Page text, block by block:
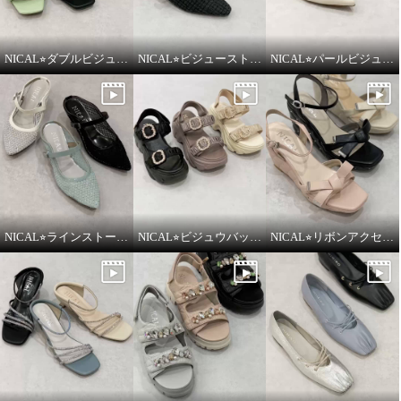
ニカル シープレザー ラインスト
ーン バブーシュローファー
グレー ２４．５ｃｍ
ニカル シープレザー ラインスト
ーン バブーシュローファー
ブラック ２４．５ｃｍ
¥0
NICAL⭐︎ダブルビジューパデッドミュールサンダルをご紹介いたします。 NICAL⭐︎ビジューストラップツィードパンプスをご紹介いたします。 NICAL⭐︎パールビジュウアクセントメリージェーンパンプスをご紹介いたします。
NICAL⭐︎ラインストーンシアーミュールをご紹介いたします。 NICAL⭐︎ビジュウバックル×サテンベルトボリュームをご紹介いたします。 NICAL⭐︎リボンアクセントキルティングサンダルをご紹介いたします。